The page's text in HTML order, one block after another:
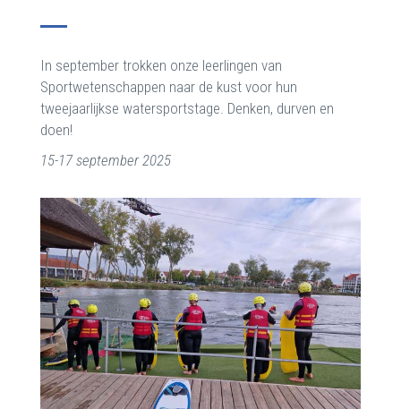
In september trokken onze leerlingen van
Sportwetenschappen naar de kust voor hun
tweejaarlijkse watersportstage. Denken, durven en
doen!
15-17 september 2025